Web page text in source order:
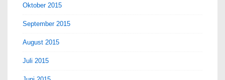
Oktober 2015
September 2015
August 2015
Juli 2015